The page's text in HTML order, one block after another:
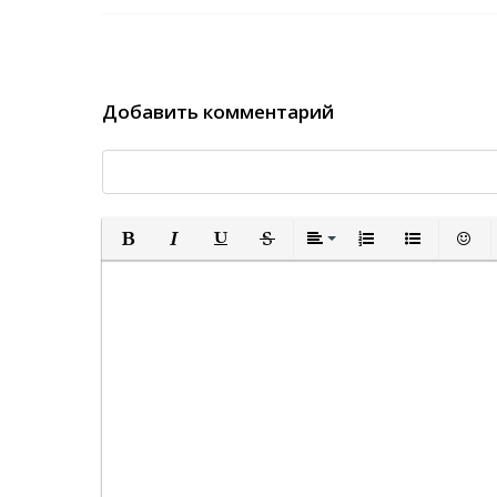
Добавить комментарий
Полужирный
КурсивПодчеркнутый
ЗачеркнутыйВыравнивание
Нумерованный